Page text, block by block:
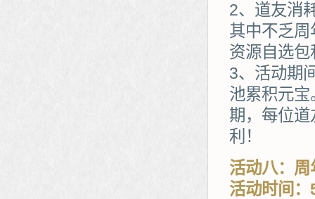
2、道友消
其中不乏
资源自选
3、活动期
池累积元
期，每位
利！
活动八：
活动时间